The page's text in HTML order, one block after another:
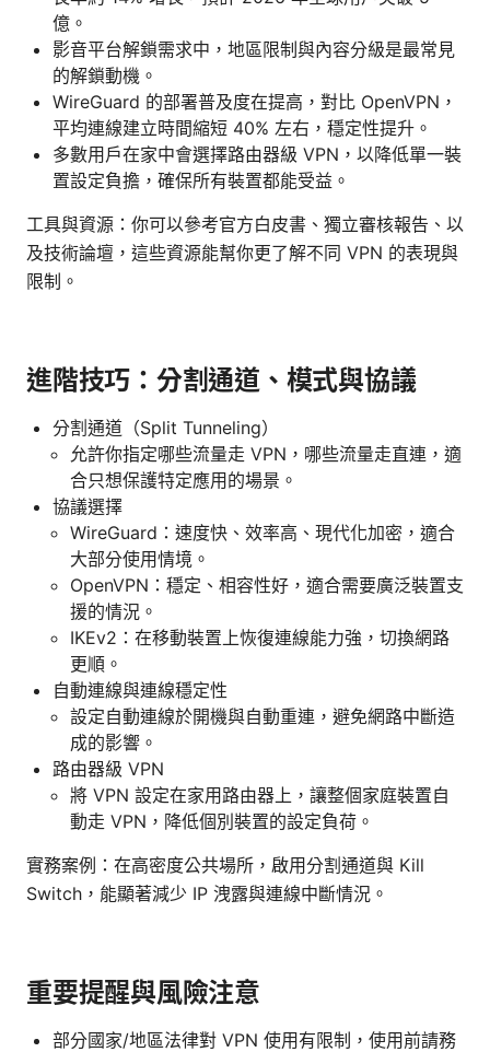
億。
影音平台解鎖需求中，地區限制與內容分級是最常見
的解鎖動機。
WireGuard 的部署普及度在提高，對比 OpenVPN，
平均連線建立時間縮短 40% 左右，穩定性提升。
多數用戶在家中會選擇路由器級 VPN，以降低單一裝
置設定負擔，確保所有裝置都能受益。
工具與資源：你可以參考官方白皮書、獨立審核報告、以
及技術論壇，這些資源能幫你更了解不同 VPN 的表現與
限制。
進階技巧：分割通道、模式與協議
分割通道（Split Tunneling）
允許你指定哪些流量走 VPN，哪些流量走直連，適
合只想保護特定應用的場景。
協議選擇
WireGuard：速度快、效率高、現代化加密，適合
大部分使用情境。
OpenVPN：穩定、相容性好，適合需要廣泛裝置支
援的情況。
IKEv2：在移動裝置上恢復連線能力強，切換網路
更順。
自動連線與連線穩定性
設定自動連線於開機與自動重連，避免網路中斷造
成的影響。
路由器級 VPN
將 VPN 設定在家用路由器上，讓整個家庭裝置自
動走 VPN，降低個別裝置的設定負荷。
實務案例：在高密度公共場所，啟用分割通道與 Kill
Switch，能顯著減少 IP 洩露與連線中斷情況。
重要提醒與風險注意
部分國家/地區法律對 VPN 使用有限制，使用前請務